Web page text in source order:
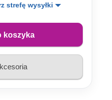
strefę wysyłki
koszyka